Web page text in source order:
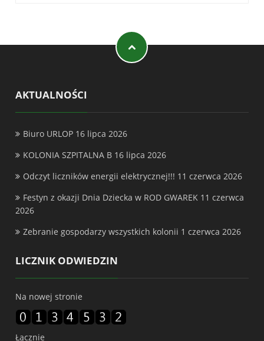
AKTUALNOŚCI
Biuro URLOP 16 lipca 2026
KOLONIA SZPITALNA B 16 lipca 2026
Odczyt liczników energii elektrycznej!!! 11 czerwca 2026
Festyn z okazji Dnia Dziecka w ROD GWAREK 11 czerwca
2026
Zebranie gospodarzy wszystkich kolonii 1 czerwca 2026
LICZNIK ODWIEDZIN
Na nowej stronie
Łącznie